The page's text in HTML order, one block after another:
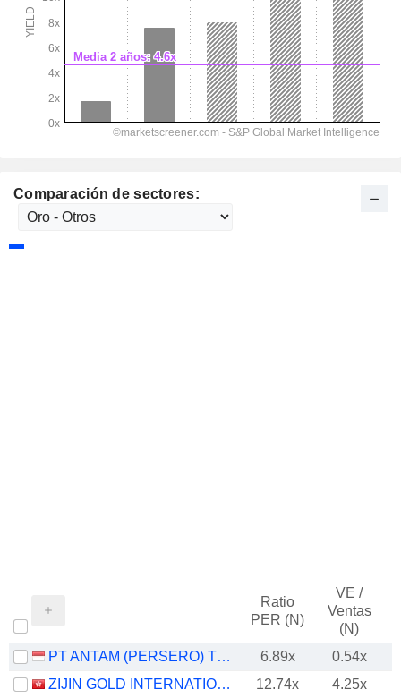
Comparación de sectores:
Ratio
PER (N)
VE /
Ventas
(N)
PT ANTAM (PERSERO) TBK 6.89x
0.54x
ZIJIN GOLD INTERNATIONAL COMPANY LIMITED
12.74x
4.25x